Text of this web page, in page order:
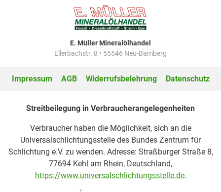
E. Müller Mineralölhandel
Ellerbachstr. 8 • 55546 Neu-Bamberg
Impressum AGB Widerrufsbelehrung Datenschutz
Streitbeilegung in Verbraucherangelegenheiten
Verbraucher haben die Möglichkeit, sich an die
Universalschlichtungsstelle des Bundes Zentrum für
Schlichtung e.V. zu wenden. Adresse: Straßburger Straße 8,
77694 Kehl am Rhein, Deutschland,
https://www.universalschlichtungsstelle.de.